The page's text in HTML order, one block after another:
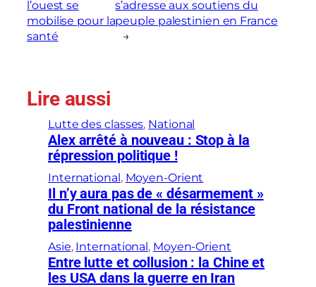
l’ouest se
mobilise pour la
santé
s’adresse aux soutiens du
peuple palestinien en France
→
Lire aussi
Lutte des classes, National
Alex arrêté à nouveau : Stop à la
répression politique !
International, Moyen-Orient
Il n’y aura pas de « désarmement »
du Front national de la résistance
palestinienne
Asie, International, Moyen-Orient
Entre lutte et collusion : la Chine et
les USA dans la guerre en Iran